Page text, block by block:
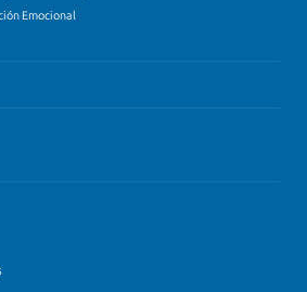
Emocional